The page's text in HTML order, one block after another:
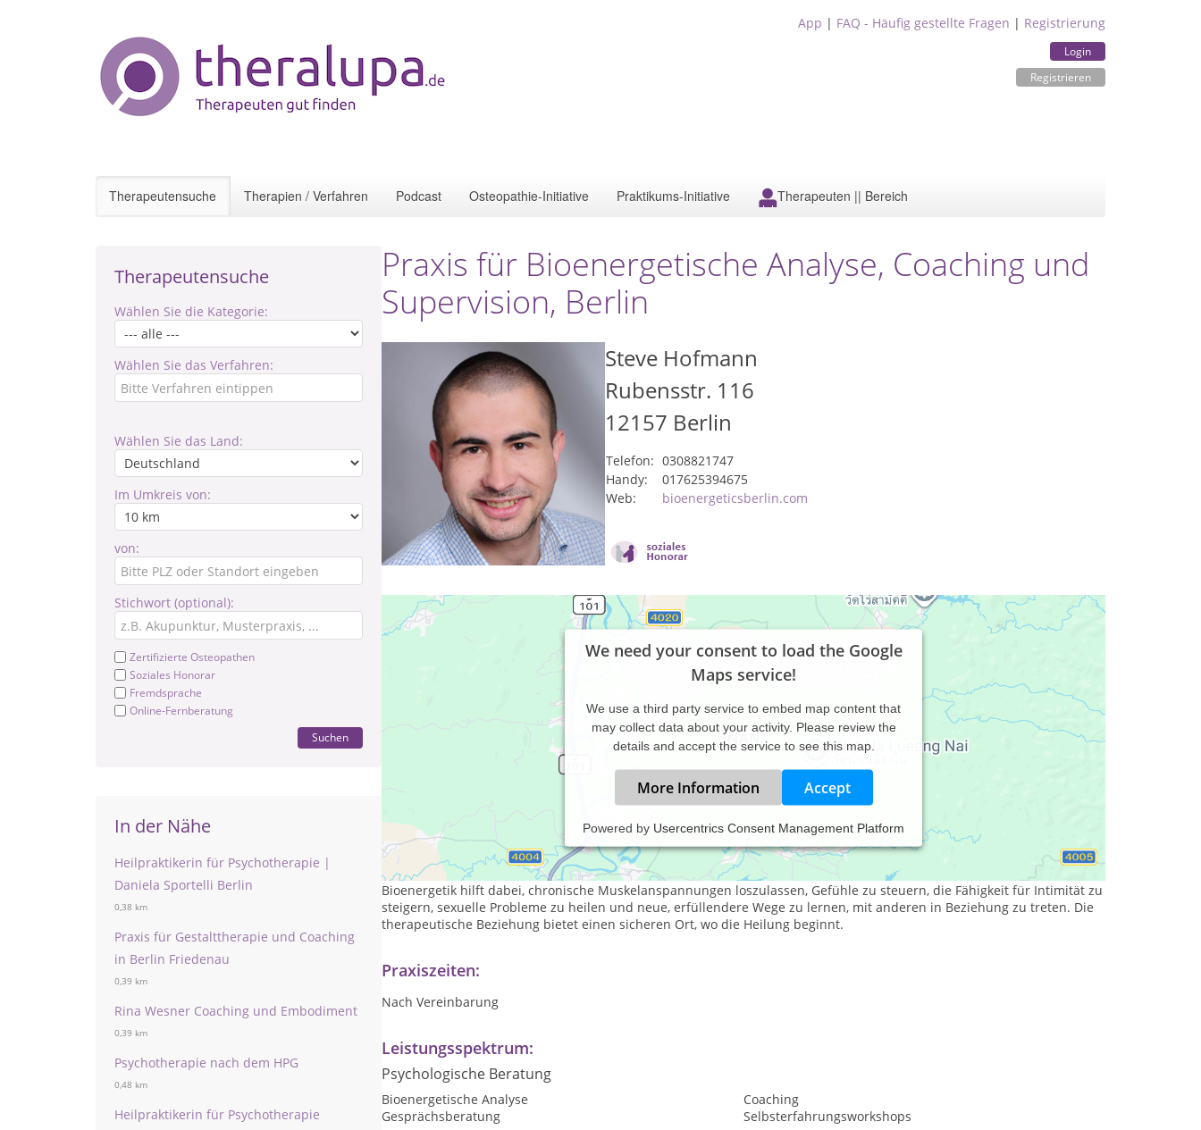
App | FAQ - Häufig gestellte Fragen | Registrierung
Login
Registrieren
Therapeutensuche Therapien / Verfahren Podcast Osteopathie-Initiative Praktikums-Initiative Therapeuten || Bereich
Therapeutensuche
Wählen Sie die Kategorie:
Wählen Sie das Verfahren:
Wählen Sie das Land:
Im Umkreis von:
von:
Stichwort (optional):
Zertifizierte Osteopathen
Soziales Honorar
Fremdsprache
Online-Fernberatung
Suchen
In der Nähe
Heilpraktikerin für Psychotherapie |
Daniela Sportelli Berlin
0,38 km
Praxis für Gestalttherapie und Coaching
in Berlin Friedenau
0,39 km
Rina Wesner Coaching und Embodiment
0,39 km
Psychotherapie nach dem HPG
0,48 km
Heilpraktikerin für Psychotherapie
Praxis für Bioenergetische Analyse, Coaching und
Supervision, Berlin
Steve Hofmann
Rubensstr. 116
12157 Berlin
Telefon: 0308821747
Handy:
017625394675
Web:
bioenergeticsberlin.com
We need your consent to load the Google
Maps service!
We use a third party service to embed map content that
may collect data about your activity. Please review the
details and accept the service to see this map.
More Information Accept
Powered by Usercentrics Consent Management Platform
Bioenergetische Analyse kombiniert Körperarbeit mit einem analytischen und beziehungsfokussierten Ansatz, der auf
einem energetischen Verständnis beruht.
Bioenergetik hilft dabei, chronische Muskelanspannungen loszulassen, Gefühle zu steuern, die Fähigkeit für Intimität zu
steigern, sexuelle Probleme zu heilen und neue, erfüllendere Wege zu lernen, mit anderen in Beziehung zu treten. Die
therapeutische Beziehung bietet einen sicheren Ort, wo die Heilung beginnt.
Praxiszeiten:
Nach Vereinbarung
Leistungsspektrum:
Psychologische Beratung
Bioenergetische Analyse
Coaching
Gesprächsberatung
Selbsterfahrungsworkshops